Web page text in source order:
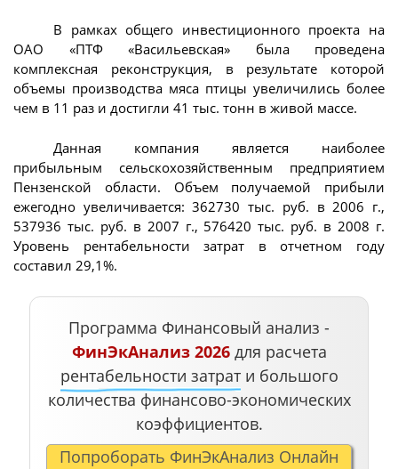
В рамках общего инвестиционного проекта на
ОАО «ПТФ «Васильевская» была проведена
комплексная реконструкция, в результате которой
объемы производства мяса птицы увеличились более
чем в 11 раз и достигли 41 тыс. тонн в живой массе.
Данная компания является наиболее
прибыльным сельскохозяйственным предприятием
Пензенской области. Объем получаемой прибыли
ежегодно увеличивается: 362730 тыс. руб. в 2006 г.,
537936 тыс. руб. в 2007 г., 576420 тыс. руб. в 2008 г.
Уровень рентабельности затрат в отчетном году
составил 29,1%.
Программа Финансовый анализ -
ФинЭкАнализ 2026для расчета
рентабельности затрати большого
количества финансово-экономических
коэффициентов.
Попроборать ФинЭкАнализ Онлайн